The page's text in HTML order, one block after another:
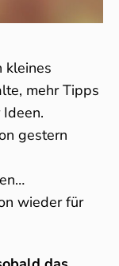
kleines
mehr Tipps
gestern
wieder für